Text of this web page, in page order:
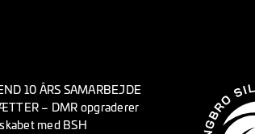
10 ÅRS SAMARBEJDE
– DMR opgraderer
med BSH